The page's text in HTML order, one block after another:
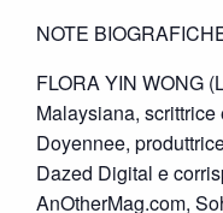
NOTE
FLORA YIN WONG
Malaysiana, scrittrice
Doyennee,
Dazed Digital e
AnOtherMag.com,